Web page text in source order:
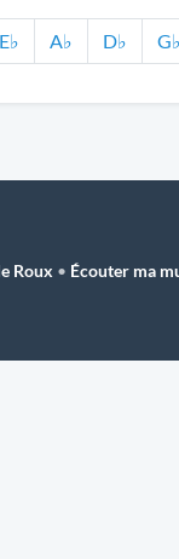
E♭ A♭ D♭ G♭
Roux • Écouter ma